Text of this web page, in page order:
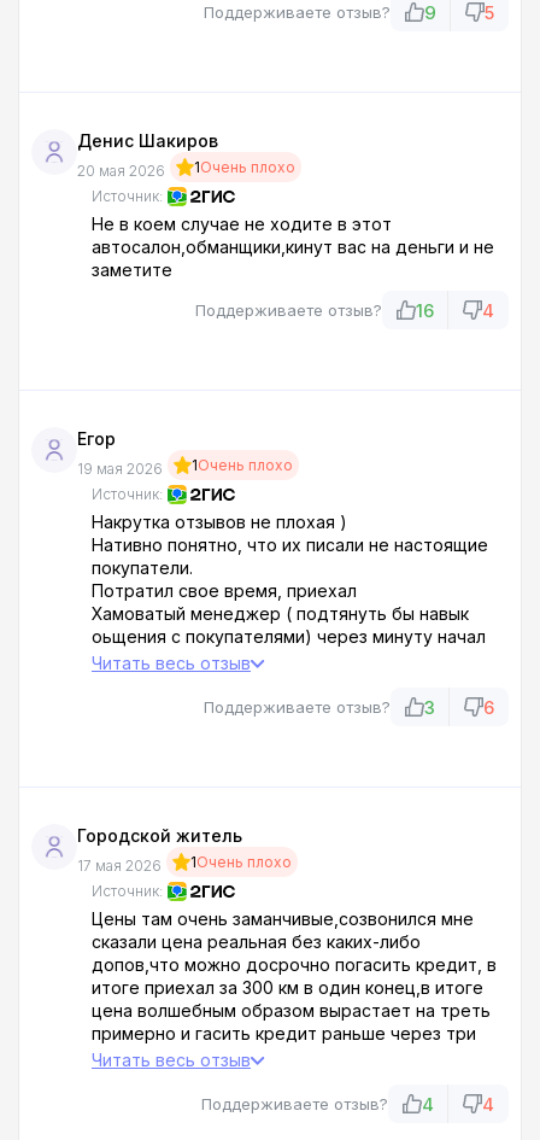
брать без опасений. Покупаю. Оказывается, что
Поддерживаете отзыв? 9 5
Денис Шакиров
20 мая 2026 1Очень плохо
Источник:
Не в коем случае не ходите в этот
автосалон,обманщики,кинут вас на деньги и не
заметите
Поддерживаете отзыв? 16 4
Егор
19 мая 2026 1Очень плохо
Источник:
Накрутка отзывов не плохая )
Нативно понятно, что их писали не настоящие
покупатели.
Потратил свое время, приехал
Хамоватый менеджер ( подтянуть бы навык
оьщения с покупателями) через минуту начал
втюхивать кредит, хотя по телефону речь была
P.s особенно улыбнул отзыв чуть ниже где
Читать весь отзыв
Поддерживаете отзыв? 3 6
Городской житель
17 мая 2026 1Очень плохо
Источник:
Цены там очень заманчивые,созвонился мне
сказали цена реальная без каких-либо
допов,что можно досрочно погасить кредит, в
итоге приехал за 300 км в один конец,в итоге
цена волшебным образом вырастает на треть
примерно и гасить кредит раньше через три
года нельзя,замануха вообщем, ну для тех кто
будет, я же хотел за несколько месяцев
Читать весь отзыв
Поддерживаете отзыв? 4 4